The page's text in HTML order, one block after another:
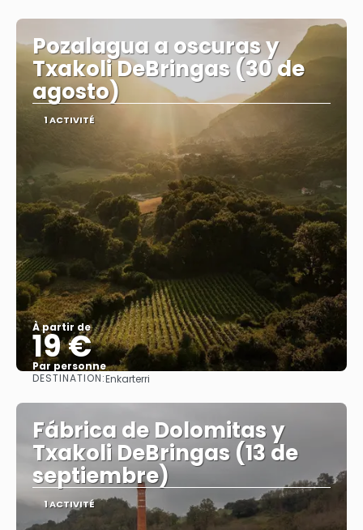
Pozalagua a oscuras y
Txakoli DeBringas (30 de
agosto)
1 ACTIVITÉ
À partir de
19 €
Par personne
DESTINATION:Enkarterri
Fábrica de Dolomitas y
Txakoli DeBringas (13 de
septiembre)
1 ACTIVITÉ